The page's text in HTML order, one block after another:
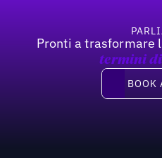
Pronti a trasformare
termini di
Book aBOOK